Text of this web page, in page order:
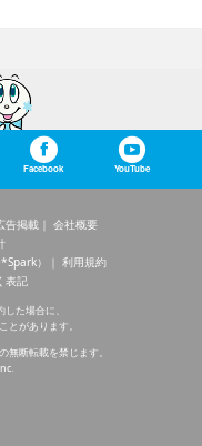
Facebook YouTube
告掲載
会社概要
）
利用規約
表記
た場合に、
とがあります。
無断転載を禁じます。